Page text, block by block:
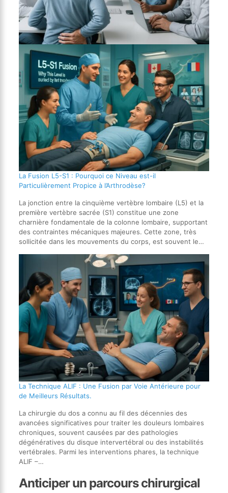
La Fusion L5-S1 : Pourquoi ce Niveau est-il
Particulièrement Propice à l’Arthrodèse?
La jonction entre la cinquième vertèbre lombaire (L5) et la
première vertèbre sacrée (S1) constitue une zone
charnière fondamentale de la colonne lombaire, supportant
des contraintes mécaniques majeures. Cette zone, très
sollicitée dans les mouvements du corps, est souvent le…
La Technique ALIF : Une Fusion par Voie Antérieure pour
de Meilleurs Résultats.
La chirurgie du dos a connu au fil des décennies des
avancées significatives pour traiter les douleurs lombaires
chroniques, souvent causées par des pathologies
dégénératives du disque intervertébral ou des instabilités
vertébrales. Parmi les interventions phares, la technique
ALIF –…
Anticiper un parcours chirurgical